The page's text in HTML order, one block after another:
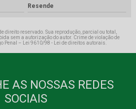
Resende
direito reservado. Sua reprodução, parcial ou total,
sem a autorização do autor. Crime de violação de
Penal –
Lei 9610/98 - Lei de direitos autorais
AS NOSSAS REDES
SOCIAIS